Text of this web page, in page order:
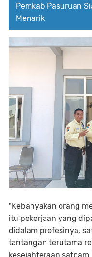
Pemkab Pasuruan
Menarik
"Kebanyakan orang
itu pekerjaan yang
didalam profesinya,
tantangan terutama
kesejahteraan